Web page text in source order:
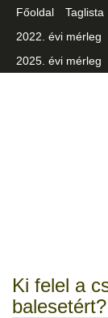
Főoldal Taglista
2022. évi mérleg
2025. évi mérleg
Ki felel a